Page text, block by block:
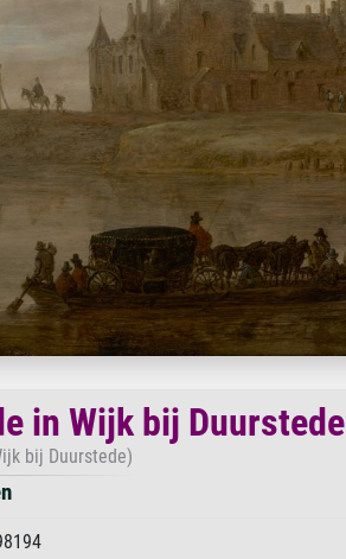
in Wijk bij Duurstede
bij Duurstede)